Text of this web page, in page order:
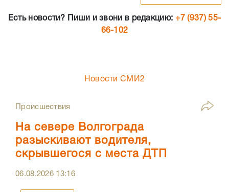
Есть новости? Пиши и звони в редакцию: +7 (937) 55-
66-102
Новости СМИ2
Происшествия
На севере Волгограда
разыскивают водителя,
скрывшегося с места ДТП
06.08.2026 13:16